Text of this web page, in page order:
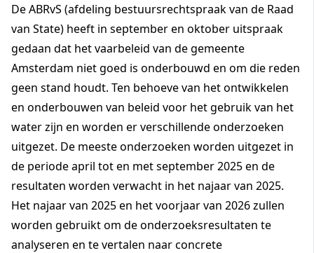
De ABRvS (afdeling bestuursrechtspraak van de Raad
van State) heeft in september en oktober uitspraak
gedaan dat het vaarbeleid van de gemeente
Amsterdam niet goed is onderbouwd en om die reden
geen stand houdt. Ten behoeve van het ontwikkelen
en onderbouwen van beleid voor het gebruik van het
water zijn en worden er verschillende onderzoeken
uitgezet. De meeste onderzoeken worden uitgezet in
de periode april tot en met september 2025 en de
resultaten worden verwacht in het najaar van 2025.
Het najaar van 2025 en het voorjaar van 2026 zullen
worden gebruikt om de onderzoeksresultaten te
analyseren en te vertalen naar concrete